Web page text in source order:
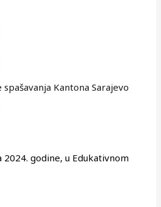
Kantona Sarajevo
2024. godine, u Edukativnom